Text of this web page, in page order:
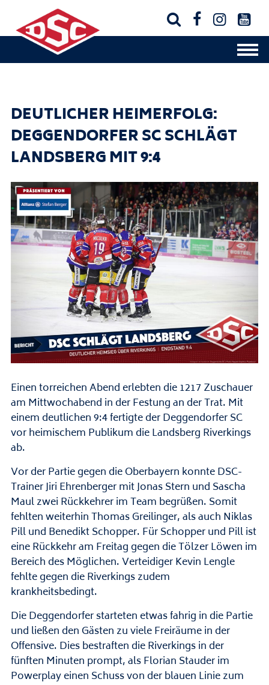
   
DEUTLICHER HEIMERFOLG:
DEGGENDORFER SC SCHLÄGT
LANDSBERG MIT 9:4
Einen torreichen Abend erlebten die 1217 Zuschauer
am Mittwochabend in der Festung an der Trat. Mit
einem deutlichen 9:4 fertigte der Deggendorfer SC
vor heimischem Publikum die Landsberg Riverkings
ab.
Vor der Partie gegen die Oberbayern konnte DSC-
Trainer Jiri Ehrenberger mit Jonas Stern und Sascha
Maul zwei Rückkehrer im Team begrüßen. Somit
fehlten weiterhin Thomas Greilinger, als auch Niklas
Pill und Benedikt Schopper. Für Schopper und Pill ist
eine Rückkehr am Freitag gegen die Tölzer Löwen im
Bereich des Möglichen. Verteidiger Kevin Lengle
fehlte gegen die Riverkings zudem
krankheitsbedingt.
Die Deggendorfer starteten etwas fahrig in die Partie
und ließen den Gästen zu viele Freiräume in der
Offensive. Dies bestraften die Riverkings in der
fünften Minuten prompt, als Florian Stauder im
Powerplay einen Schuss von der blauen Linie zum